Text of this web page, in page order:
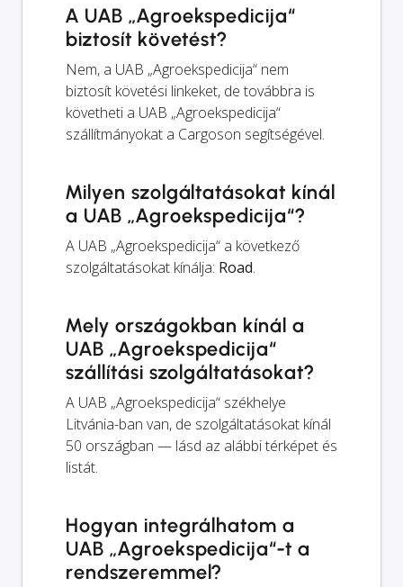
A UAB „Agroekspedicija“
biztosít követést?
Nem, a UAB „Agroekspedicija“ nem
biztosít követési linkeket, de továbbra is
követheti a UAB „Agroekspedicija“
szállítmányokat a Cargoson segítségével.
Milyen szolgáltatásokat kínál
a UAB „Agroekspedicija“?
A UAB „Agroekspedicija“ a következő
szolgáltatásokat kínálja: Road.
Mely országokban kínál a
UAB „Agroekspedicija“
szállítási szolgáltatásokat?
A UAB „Agroekspedicija“ székhelye
Litvánia-ban van, de szolgáltatásokat kínál
50 országban — lásd az alábbi térképet és
listát.
Hogyan integrálhatom a
UAB „Agroekspedicija“-t a
rendszeremmel?